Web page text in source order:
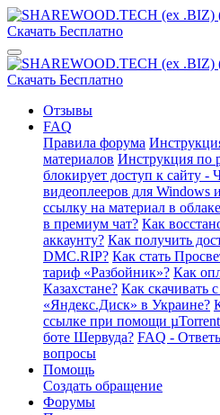
Отзывы
FAQ
Правила форума
материалов Инструкция по
блокирует доступ к сайту -
видеоплееров для Windows
ссылку на материал в
в премиум чат? Как
аккаунту? Как получить
DMC.RIP? Как стать
тариф «Разбойник»? Как
Казахстане? Как скачивать
«Яндекс.Диск» в Украине?
ссылке при помощи
боте Шервуда? FAQ -
вопросы
Помощь
Создать обращение
Форумы